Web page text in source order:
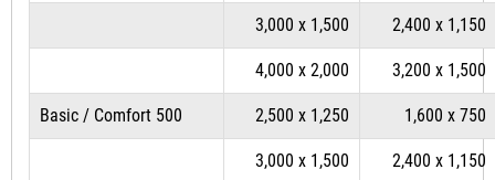
3,000 x 1,500 2,400 x 1,150
4,000 x 2,000 3,200 x 1,500
Basic / Comfort 500 2,500 x 1,250 1,600 x 750
3,000 x 1,500 2,400 x 1,150